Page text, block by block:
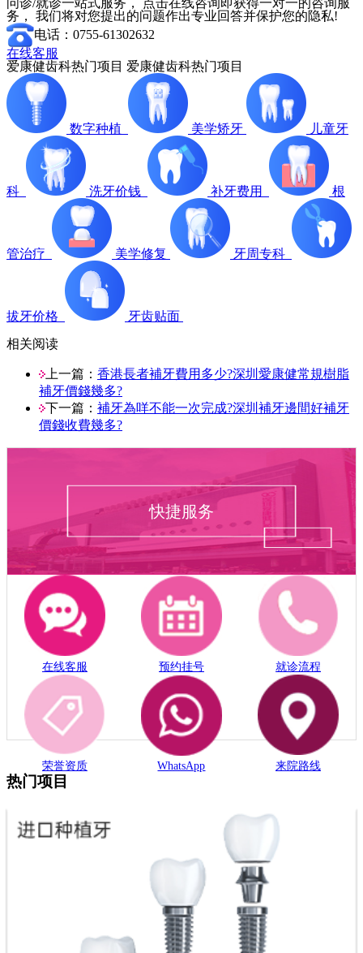
问诊/就诊一站式服务， 点击在线咨询即获得一对一的咨询服
务， 我们将对您提出的问题作出专业回答并保护您的隐私!
电话：0755-61302632
在线客服
爱康健齿科热门项目 爱康健齿科热门项目
数字种植 美学矫牙 儿童牙
科 洗牙价钱 补牙费用 根
管治疗 美学修复 牙周专科
拔牙价格
牙齿贴面
相关阅读
上一篇： 香港長者補牙費用多少?深圳愛康健常規樹脂
補牙價錢幾多?
下一篇： 補牙為咩不能一次完成?深圳補牙邊間好補牙
價錢收費幾多?
快捷服务
在线客服 预约挂号 就诊流程
荣誉资质 WhatsApp 来院路线
热门项目